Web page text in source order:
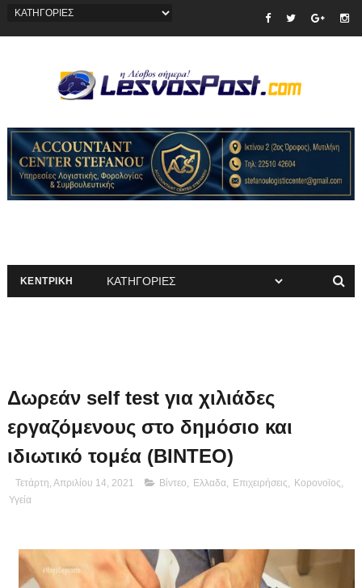
ΚΕΝΤΡΙΚΗ
Δωρεάν self test για χιλιάδες
εργαζόμενους στο δημόσιο και
ιδιωτικό τομέα (ΒΙΝΤΕΟ)
Τετάρτη, Απριλίου 14, 2021 Βίντεο Ελλαδα, Επιχειρήσεις Κορονοϊος
Υγεία